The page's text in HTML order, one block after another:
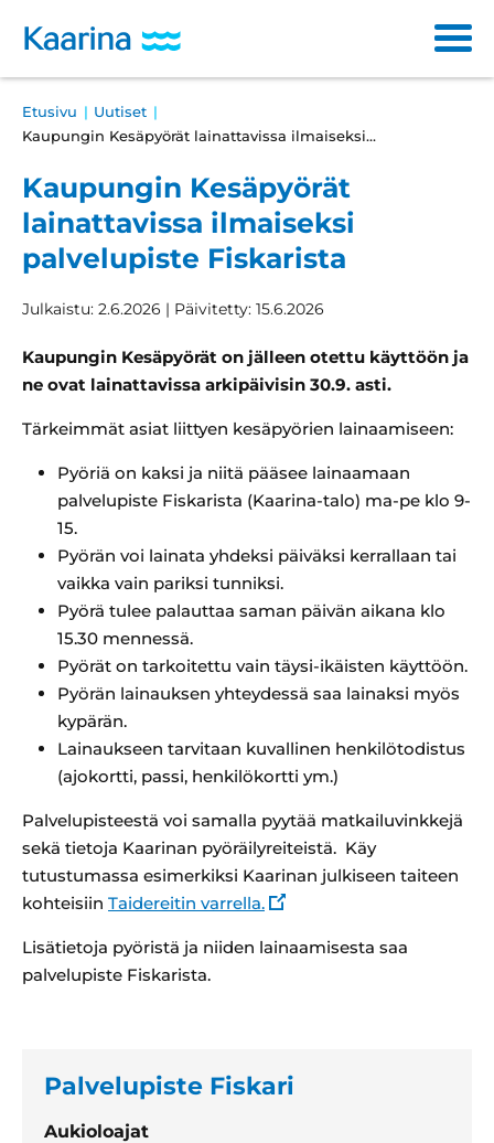
sisältöön
Main
navigation
Varhaiskasvatus ja opetus
Kulttuuri ja vapaa-aika
Asuminen ja ympäristö
Työ ja yrittäminen
Haku
Breadcrumb
Etusivu
Uutiset
Kaupungin Kesäpyörät lainattavissa ilmaiseksi…
Kaupungin Kesäpyörät
lainattavissa ilmaiseksi
palvelupiste Fiskarista
Julkaistu: 2.6.2026 | Päivitetty: 15.6.2026
Kaupungin Kesäpyörät on jälleen otettu käyttöön ja
ne ovat lainattavissa arkipäivisin 30.9. asti.
Tärkeimmät asiat liittyen kesäpyörien lainaamiseen:
Pyöriä on kaksi ja niitä pääsee lainaamaan
palvelupiste Fiskarista (Kaarina-talo) ma-pe klo 9-
15.
Pyörän voi lainata yhdeksi päiväksi kerrallaan tai
vaikka vain pariksi tunniksi.
Pyörä tulee palauttaa saman päivän aikana klo
15.30 mennessä.
Pyörät on tarkoitettu vain täysi-ikäisten käyttöön.
Pyörän lainauksen yhteydessä saa lainaksi myös
kypärän.
Lainaukseen tarvitaan kuvallinen henkilötodistus
(ajokortti, passi, henkilökortti ym.)
Palvelupisteestä voi samalla pyytää matkailuvinkkejä
sekä tietoja Kaarinan pyöräilyreiteistä. Käy
tutustumassa esimerkiksi Kaarinan julkiseen taiteen
kohteisiin Taidereitin varrella.
Lisätietoja pyöristä ja niiden lainaamisesta saa
palvelupiste Fiskarista.
Palvelupiste Fiskari
Aukioloajat